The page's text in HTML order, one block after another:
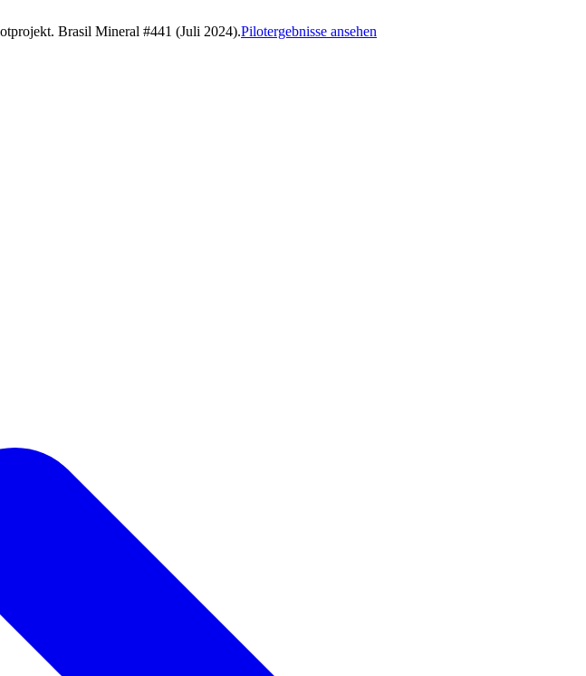
Brasil Mineral #441 (Juli 2024).Pilotergebnisse ansehen